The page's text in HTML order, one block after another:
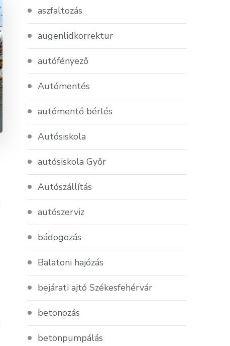
aszfaltozás
augenlidkorrektur
autófényező
Autómentés
autómentő bérlés
Autósiskola
autósiskola Győr
Autószállítás
autószerviz
bádogozás
Balatoni hajózás
bejárati ajtó Székesfehérvár
betonozás
betonpumpálás